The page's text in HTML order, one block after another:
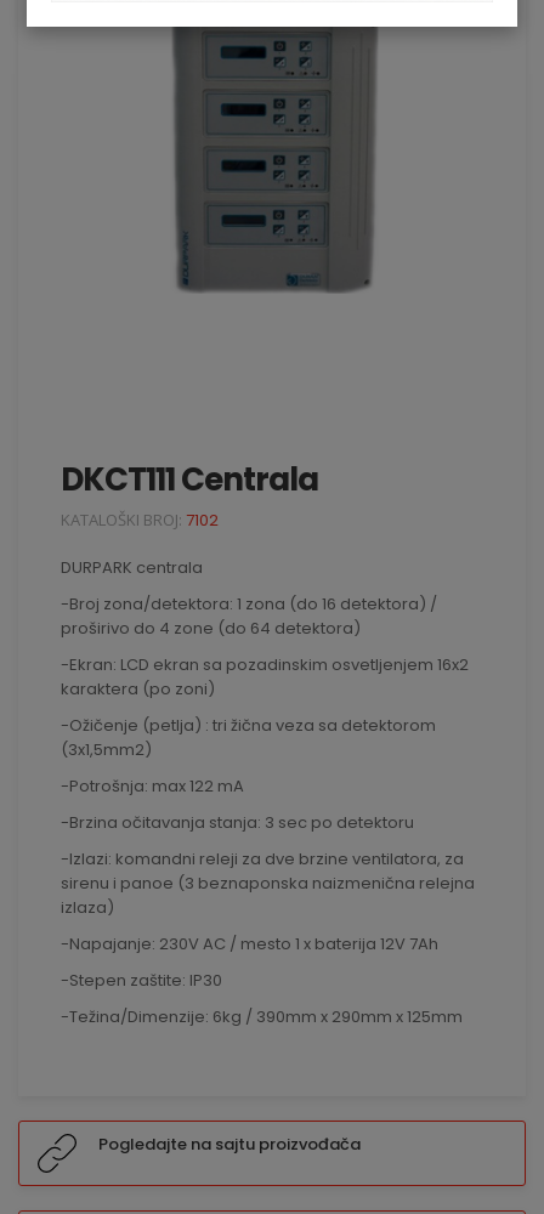
DKCT111 Centrala
KATALOŠKI BROJ: 7102
DURPARK centrala
-Broj zona/detektora: 1 zona (do 16 detektora) /
proširivo do 4 zone (do 64 detektora)
-Ekran: LCD ekran sa pozadinskim osvetljenjem 16x2
karaktera (po zoni)
-Ožičenje (petlja) : tri žična veza sa detektorom
(3x1,5mm2)
-Potrošnja: max 122 mA
-Brzina očitavanja stanja: 3 sec po detektoru
-Izlazi: komandni releji za dve brzine ventilatora, za
sirenu i panoe (3 beznaponska naizmenična relejna
izlaza)
-Napajanje: 230V AC / mesto 1 x baterija 12V 7Ah
-Stepen zaštite: IP30
-Težina/Dimenzije: 6kg / 390mm x 290mm x 125mm
Pogledajte na sajtu proizvođača